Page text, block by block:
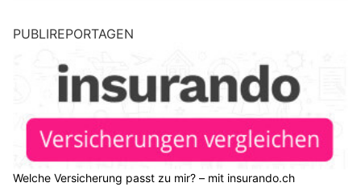
PUBLIREPORTAGEN
Welche Versicherung passt zu mir? – mit insurando.ch